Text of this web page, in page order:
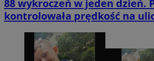
88 wykroczeń w jeden dzień.
kontrolowała prędkość na